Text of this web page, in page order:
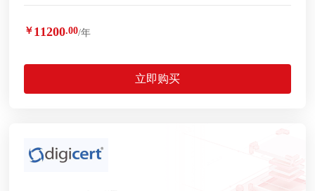
￥ 11200.00/年
立即购买